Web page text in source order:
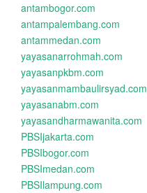
antambogor.com
antampalembang.com
antammedan.com
yayasanarrohmah.com
yayasanpkbm.com
yayasanmambaulirsyad.com
yayasanabm.com
yayasandharmawanita.com
PBSIjakarta.com
PBSIbogor.com
PBSImedan.com
PBSIlampung.com